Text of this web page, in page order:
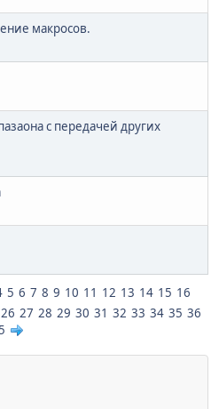
макросов.
с передачей других
5 6 7 8 9 10 11 12 13 14 15 16
26 27 28 29 30 31 32 33 34 35 36